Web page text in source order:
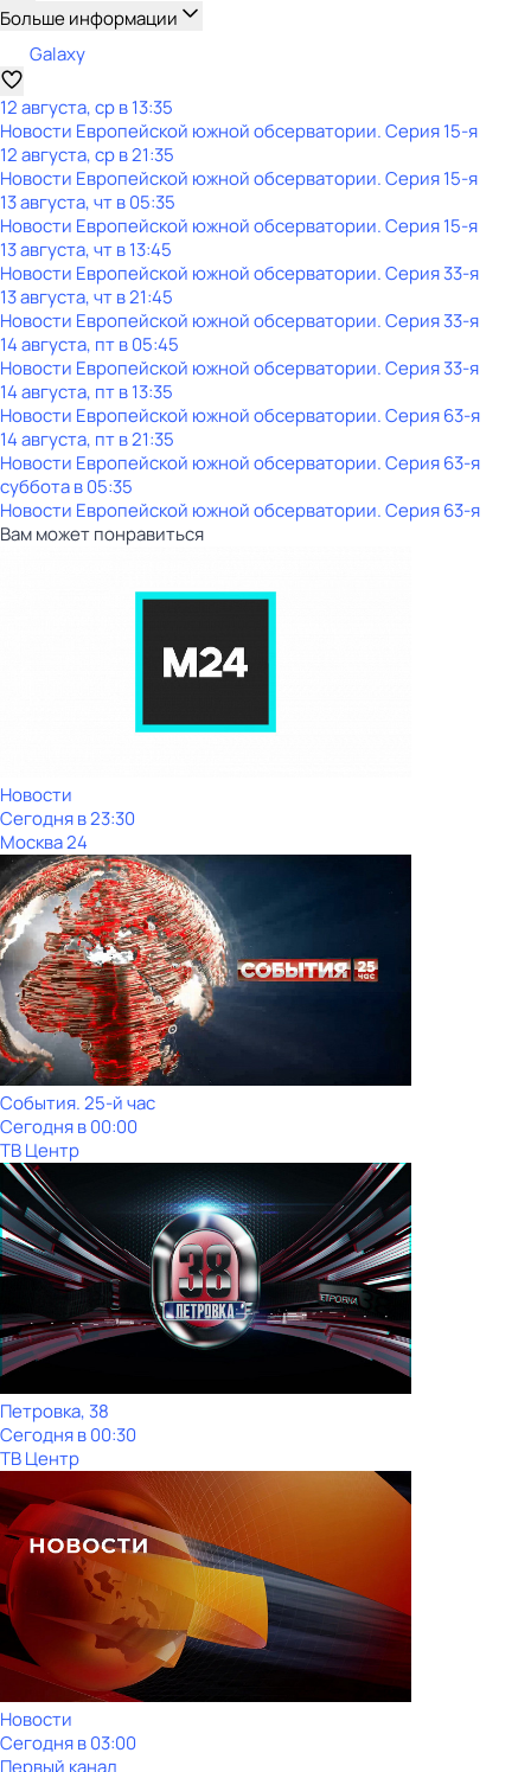
Больше информации
Galaxy
12 августа, ср в 13:35
Новости Европейской южной обсерватории. Серия 15-я
12 августа, ср в 21:35
Новости Европейской южной обсерватории. Серия 15-я
13 августа, чт в 05:35
Новости Европейской южной обсерватории. Серия 15-я
13 августа, чт в 13:45
Новости Европейской южной обсерватории. Серия 33-я
13 августа, чт в 21:45
Новости Европейской южной обсерватории. Серия 33-я
14 августа, пт в 05:45
Новости Европейской южной обсерватории. Серия 33-я
14 августа, пт в 13:35
Новости Европейской южной обсерватории. Серия 63-я
14 августа, пт в 21:35
Новости Европейской южной обсерватории. Серия 63-я
субботав05:35
Новости Европейской южной обсерватории. Серия 63-я
Вам может понравиться
Новости
Сегодня в 23:30
Москва 24
События. 25-й час
Сегодня в 00:00
ТВ Центр
Петровка, 38
Сегодня в 00:30
ТВ Центр
Новости
Сегодня в 03:00
Первый канал